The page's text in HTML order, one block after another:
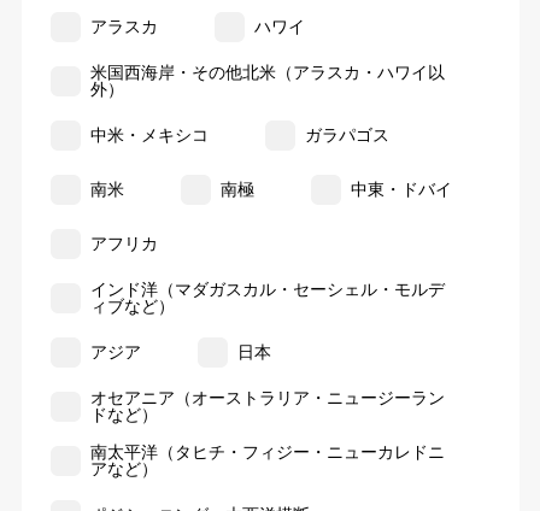
アラスカ ハワイ
米国西海岸・その他北米（アラスカ・ハワイ以
外）
中米・メキシコ ガラパゴス
南米 南極 中東・ドバイ
アフリカ
インド洋（マダガスカル・セーシェル・モルデ
ィブなど）
アジア 日本
オセアニア（オーストラリア・ニュージーラン
ドなど）
南太平洋（タヒチ・フィジー・ニューカレドニ
アなど）